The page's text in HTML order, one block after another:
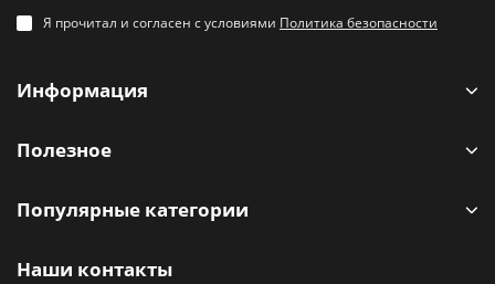
Я прочитал и согласен с условиями Политика безопасности
Информация
Полезное
Популярные категории
Наши контакты